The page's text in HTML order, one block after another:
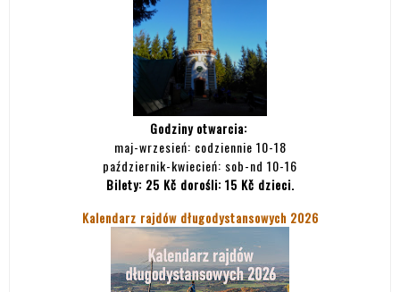
Godziny otwarcia:
maj-wrzesień: codziennie 10-18
październik-kwiecień: sob-nd 10-16
Bilety: 25 Kč dorośli: 15 Kč dzieci.
Kalendarz rajdów długodystansowych 2026